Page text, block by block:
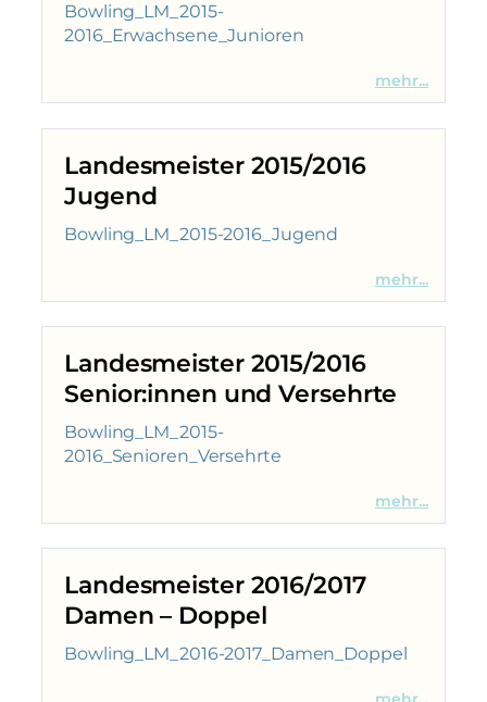
Bowling_LM_2015-
2016_Erwachsene_Junioren
mehr...
Landesmeister 2015/2016
Jugend
Bowling_LM_2015-2016_Jugend
mehr...
Landesmeister 2015/2016
Senior:innen und Versehrte
Bowling_LM_2015-
2016_Senioren_Versehrte
mehr...
Landesmeister 2016/2017
Damen – Doppel
Bowling_LM_2016-2017_Damen_Doppel